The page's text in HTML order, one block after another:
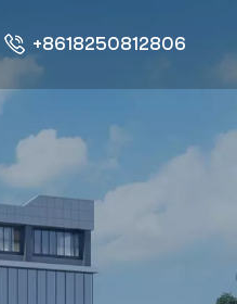
+8618250812806